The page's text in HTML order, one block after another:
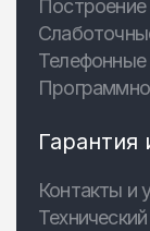
Телефонные
Гарантия
Контакты и